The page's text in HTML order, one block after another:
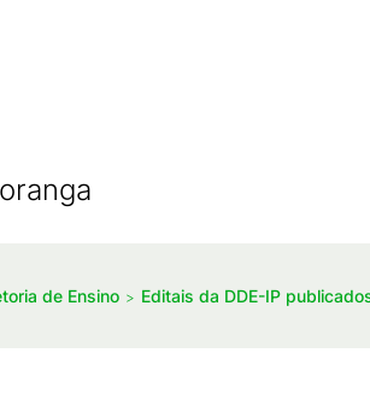
de Ensino Editais da DDE-IP